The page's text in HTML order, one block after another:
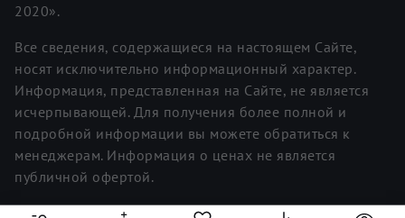
2020».
Все сведения, содержащиеся на настоящем Сайте,
носят исключительно информационный характер.
Информация, представленная на Сайте, не является
исчерпывающей. Для получения более полной и
подробной информации вы можете обратиться к
менеджерам. Информация о ценах не является
публичной офертой.